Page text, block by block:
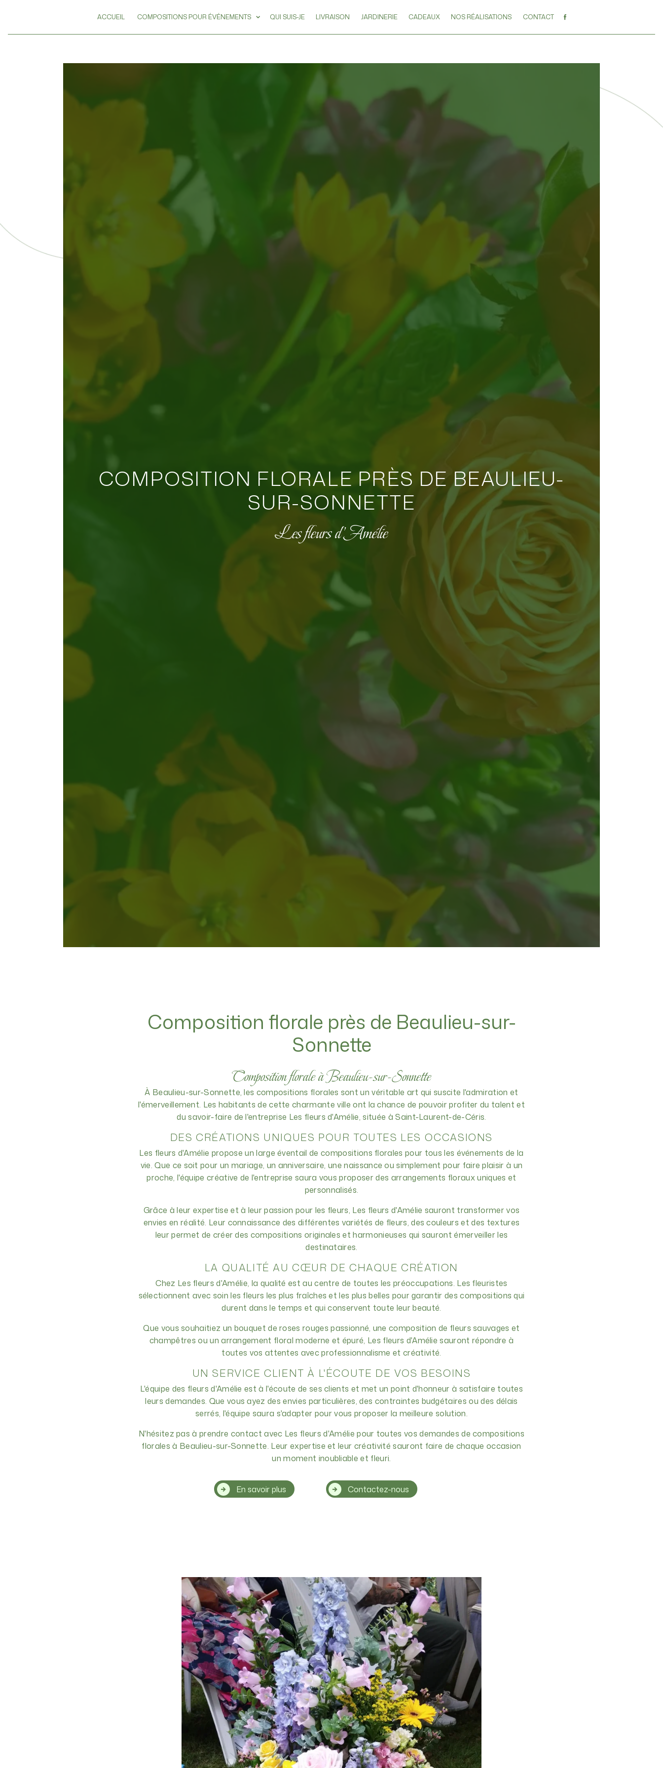
ACCUEIL COMPOSITIONS POUR ÉVÉNEMENTS QUI SUIS-JE LIVRAISON JARDINERIE CADEAUX NOS RÉALISATIONS CONTACT
COMPOSITION FLORALE PRÈS DE BEAULIEU-
SUR-SONNETTE
Les fleurs d'Amélie
Composition florale près de Beaulieu-sur-
Sonnette
Composition florale à Beaulieu-sur-Sonnette
À Beaulieu-sur-Sonnette, les compositions florales sont un véritable art qui suscite l'admiration et
l'émerveillement. Les habitants de cette charmante ville ont la chance de pouvoir profiter du talent et
du savoir-faire de l'entreprise Les fleurs d'Amélie, située à Saint-Laurent-de-Céris.
DES CRÉATIONS UNIQUES POUR TOUTES LES OCCASIONS
Les fleurs d'Amélie propose un large éventail de compositions florales pour tous les événements de la
vie. Que ce soit pour un mariage, un anniversaire, une naissance ou simplement pour faire plaisir à un
proche, l'équipe créative de l'entreprise saura vous proposer des arrangements floraux uniques et
personnalisés.
Grâce à leur expertise et à leur passion pour les fleurs, Les fleurs d'Amélie sauront transformer vos
envies en réalité. Leur connaissance des différentes variétés de fleurs, des couleurs et des textures
leur permet de créer des compositions originales et harmonieuses qui sauront émerveiller les
destinataires.
LA QUALITÉ AU CŒUR DE CHAQUE CRÉATION
Chez Les fleurs d'Amélie, la qualité est au centre de toutes les préoccupations. Les fleuristes
sélectionnent avec soin les fleurs les plus fraîches et les plus belles pour garantir des compositions qui
durent dans le temps et qui conservent toute leur beauté.
Que vous souhaitiez un bouquet de roses rouges passionné, une composition de fleurs sauvages et
champêtres ou un arrangement floral moderne et épuré, Les fleurs d'Amélie sauront répondre à
toutes vos attentes avec professionnalisme et créativité.
UN SERVICE CLIENT À L'ÉCOUTE DE VOS BESOINS
L'équipe des fleurs d'Amélie est à l'écoute de ses clients et met un point d'honneur à satisfaire toutes
leurs demandes. Que vous ayez des envies particulières, des contraintes budgétaires ou des délais
serrés, l'équipe saura s'adapter pour vous proposer la meilleure solution.
N'hésitez pas à prendre contact avec Les fleurs d'Amélie pour toutes vos demandes de compositions
florales à Beaulieu-sur-Sonnette. Leur expertise et leur créativité sauront faire de chaque occasion
un moment inoubliable et fleuri.
En savoir plus Contactez-nous